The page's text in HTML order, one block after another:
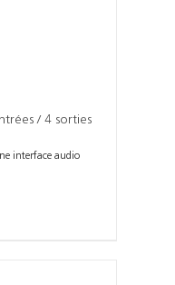
/ 4 sorties
interface audio